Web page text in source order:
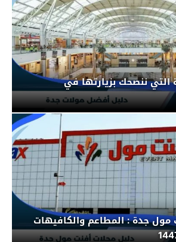
ننصحك بزيارتها في
مول جدة : المطاعم والكافيهات